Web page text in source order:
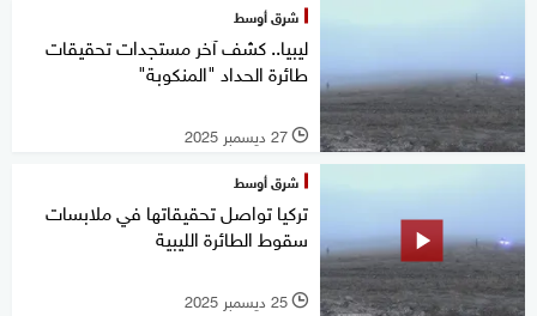
شرق أوسط
ليبيا.. كشف آخر مستجدات تحقيقات
طائرة الحداد "المنكوبة"
l 27 ديسمبر 2025
شرق أوسط
تركيا تواصل تحقيقاتها في ملابسات
سقوط الطائرة الليبية
l 25 ديسمبر 2025